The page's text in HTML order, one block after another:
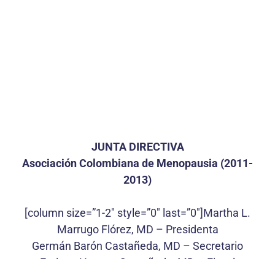
JUNTA DIRECTIVA
Asociación Colombiana de Menopausia (2011-
2013)
[column size=”1-2″ style=”0″ last=”0″]Martha L.
Marrugo Flórez, MD – Presidenta
Germán Barón Castañeda, MD – Secretario